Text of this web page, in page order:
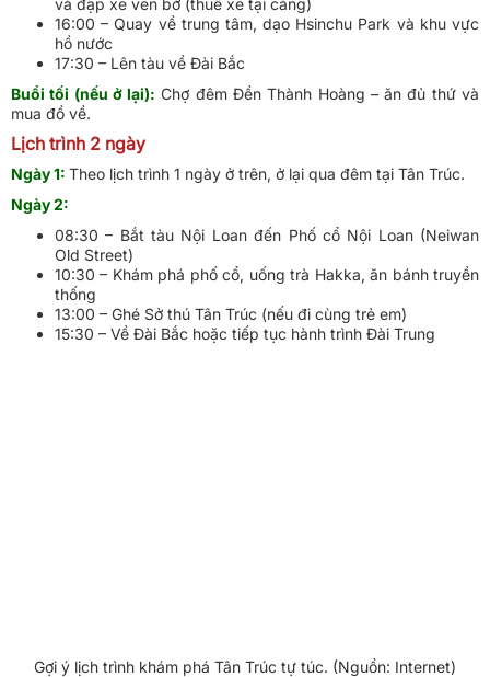
16:00 – Quay về trung tâm, dạo Hsinchu Park và khu vực
hồ nước
17:30 – Lên tàu về Đài Bắc
Buổi tối (nếu ở lại): Chợ đêm Đền Thành Hoàng – ăn đủ thứ và
mua đồ về.
Lịch trình 2 ngày
Ngày 1: Theo lịch trình 1 ngày ở trên, ở lại qua đêm tại Tân Trúc.
Ngày 2:
08:30 – Bắt tàu Nội Loan đến Phố cổ Nội Loan (Neiwan
Old Street)
10:30 – Khám phá phố cổ, uống trà Hakka, ăn bánh truyền
thống
13:00 – Ghé Sở thú Tân Trúc (nếu đi cùng trẻ em)
15:30 – Về Đài Bắc hoặc tiếp tục hành trình Đài Trung
Gợi ý lịch trình khám phá Tân Trúc tự túc. (Nguồn: Internet)